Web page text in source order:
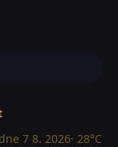
7 8. 2026· 28°C